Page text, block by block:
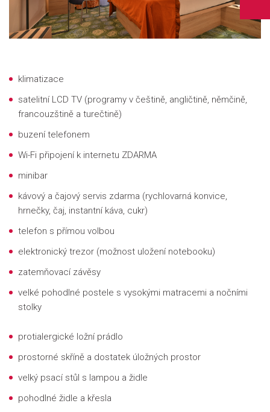
klimatizace
satelitní LCD TV (programy v češtině, angličtině, němčině,
francouzštině a turečtině)
buzení telefonem
Wi-Fi připojení k internetu ZDARMA
minibar
kávový a čajový servis zdarma (rychlovarná konvice,
hrnečky, čaj, instantní káva, cukr)
telefon s přímou volbou
elektronický trezor (možnost uložení notebooku)
zatemňovací závěsy
velké pohodlné postele s vysokými matracemi a nočními
stolky
protialergické ložní prádlo
prostorné skříně a dostatek úložných prostor
velký psací stůl s lampou a židle
pohodlné židle a křesla